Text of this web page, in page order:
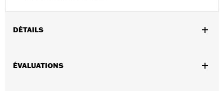
DÉTAILS
Caractéristiques fonctionnelles:
ÉVALUATIONS